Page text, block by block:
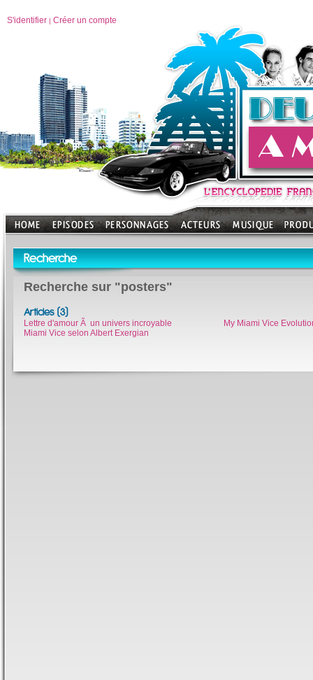
S'identifier | Créer un compte
Recherche
Recherche sur "posters"
Articles (3)
Lettre d'amour Ã un univers incroyable
Miami Vice selon Albert Exergian
My Miami Vice